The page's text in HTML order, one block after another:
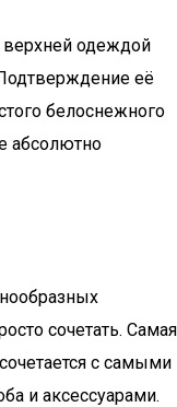
верхней одеждой
её
белоснежного
абсолютно
сочетать. Самая
с самыми
и аксессуарами.